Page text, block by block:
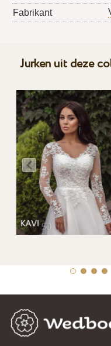
Fabrikant
Jurken uit deze